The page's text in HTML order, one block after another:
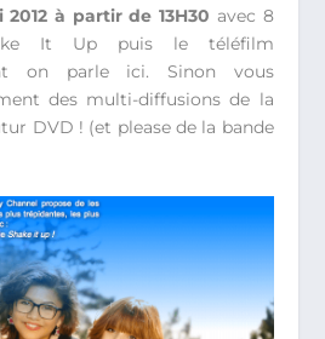
à partir de 13H30 avec 8
It Up puis le téléfilm
on parle ici. Sinon vous
des multi-diffusions de la
DVD ! (et please de la bande